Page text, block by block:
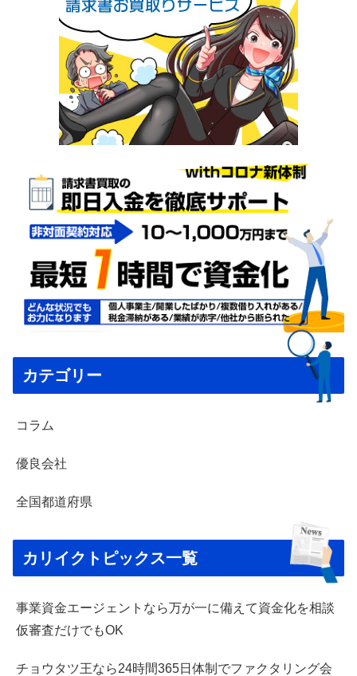
カテゴリー
コラム
優良会社
全国都道府県
カリイクトピックス一覧
事業資金エージェントなら万が一に備えて資金化を相談
仮審査だけでもOK
チョウタツ王なら24時間365日体制でファクタリング会